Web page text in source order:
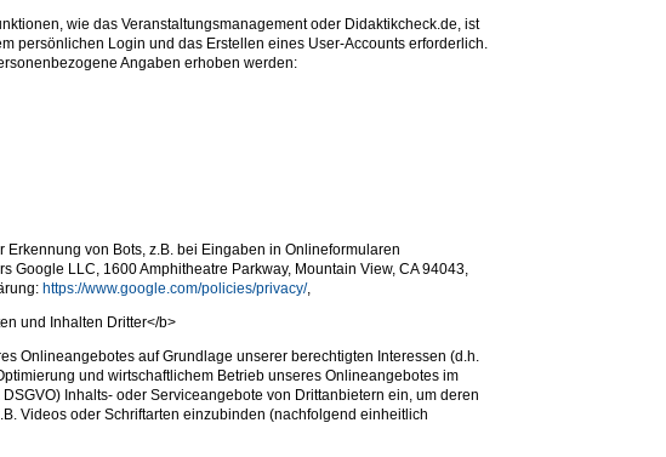
wie das Veranstaltungsmanagement oder Didaktikcheck.de, ist
persönlichen Login und das Erstellen eines User-Accounts erforderlich.
Angaben erhoben werden:
Erkennung von Bots, z.B. bei Eingaben in Onlineformularen
Google LLC, 1600 Amphitheatre Parkway, Mountain View, CA 94043,
https://www.google.com/policies/privacy/,
und Inhalten Dritter</b>
Onlineangebotes auf Grundlage unserer berechtigten Interessen (d.h.
und wirtschaftlichem Betrieb unseres Onlineangebotes im
DSGVO) Inhalts- oder Serviceangebote von Drittanbietern ein, um deren
Videos oder Schriftarten einzubinden (nachfolgend einheitlich